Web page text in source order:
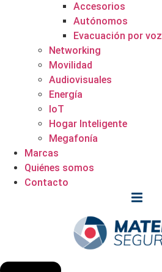
Accesorios
Autónomos
Evacuación por voz
Networking
Movilidad
Audiovisuales
Energía
IoT
Hogar Inteligente
Megafonía
Marcas
Quiénes somos
Contacto